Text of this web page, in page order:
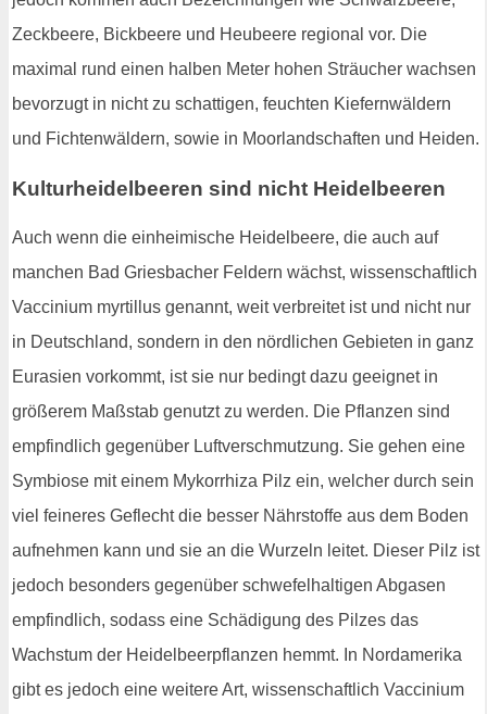
Zeckbeere, Bickbeere und Heubeere regional vor. Die
maximal rund einen halben Meter hohen Sträucher wachsen
bevorzugt in nicht zu schattigen, feuchten Kiefernwäldern
und Fichtenwäldern, sowie in Moorlandschaften und Heiden.
Kulturheidelbeeren sind nicht Heidelbeeren
Auch wenn die einheimische Heidelbeere, die auch auf
manchen Bad Griesbacher Feldern wächst, wissenschaftlich
Vaccinium myrtillus genannt, weit verbreitet ist und nicht nur
in Deutschland, sondern in den nördlichen Gebieten in ganz
Eurasien vorkommt, ist sie nur bedingt dazu geeignet in
größerem Maßstab genutzt zu werden. Die Pflanzen sind
empfindlich gegenüber Luftverschmutzung. Sie gehen eine
Symbiose mit einem Mykorrhiza Pilz ein, welcher durch sein
viel feineres Geflecht die besser Nährstoffe aus dem Boden
aufnehmen kann und sie an die Wurzeln leitet. Dieser Pilz ist
jedoch besonders gegenüber schwefelhaltigen Abgasen
empfindlich, sodass eine Schädigung des Pilzes das
Wachstum der Heidelbeerpflanzen hemmt. In Nordamerika
gibt es jedoch eine weitere Art, wissenschaftlich Vaccinium